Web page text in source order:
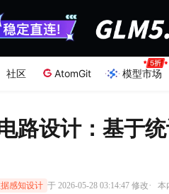
社区 AtomGit 模型市场
路设计：基于
感知设计 于 2026-05-28 03:14:47 修改· 本